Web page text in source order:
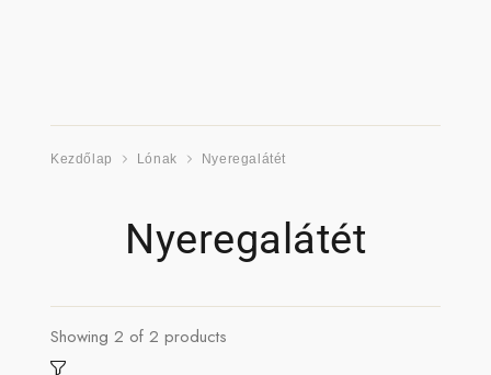
Kezdőlap Lónak Nyeregalátét
Nyeregalátét
Showing 2 of 2 products